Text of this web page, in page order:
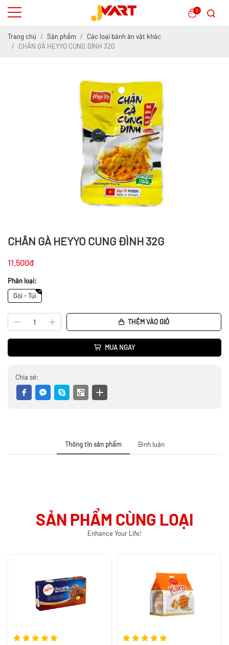
0
Trang chủ Sản phẩm
Các loại bánh ăn vặt khác
CHÂN GÀ HEYYO CUNG ĐÌNH 32G
CHÂN GÀ HEYYO CUNG ĐÌNH 32G
11.500đ
Phân loại:
Gói - Túi
THÊM VÀO GIỎ
MUA NGAY
Chia sẻ:
Thông tin sản phẩm Bình luận
SẢN PHẨM CÙNG LOẠI
Enhance Your Life!